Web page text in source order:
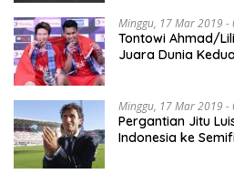
Minggu, 17 Mar 2019 -
Tontowi Ahmad/
Juara Dunia
Minggu, 17 Mar 2019 -
Pergantian Jitu
Indonesia ke